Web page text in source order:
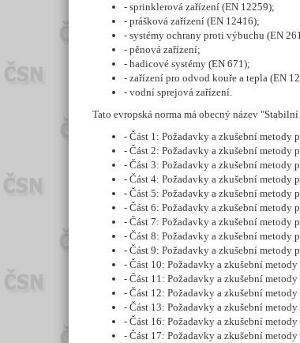
- sprinklerová zařízení (EN 12259);
- prášková zařízení (EN 12416);
- systémy ochrany proti výbuchu (EN
- pěnová zařízení;
- hadicové systémy (EN 671);
- zařízení pro odvod kouře a tepla (EN
- vodní sprejová zařízení.
Tato evropská norma má obecný název
- Část 1: Požadavky a zkušební metody
- Část 2: Požadavky a zkušební metody
- Část 3: Požadavky a zkušební metody
- Část 4: Požadavky a zkušební
- Část 5: Požadavky a zkušební
- Část 6: Požadavky a zkušební
- Část 7: Požadavky a zkušební metody
- Část 8: Požadavky a zkušební metody
- Část 9: Požadavky a zkušební metody
- Část 10: Požadavky a zkušební
- Část 11: Požadavky a zkušební
- Část 12: Požadavky a zkušební
- Část 13: Požadavky a zkušební
- Část 16: Požadavky a zkušební
- Část 17: Požadavky a zkušební